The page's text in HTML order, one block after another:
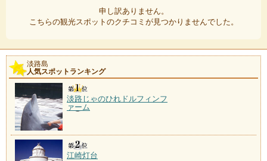
申し訳ありません。
こちらの観光スポットのクチコミが見つかりませんでした。
淡路島
人気スポットランキング
淡路じゃのひれドルフィンフ
ァーム
江崎灯台